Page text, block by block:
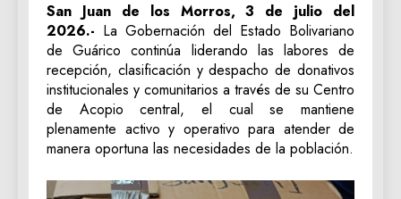
San Juan de los Morros, 3 de julio del
2026.- La Gobernación del Estado Bolivariano
de Guárico continúa liderando las labores de
recepción, clasificación y despacho de donativos
institucionales y comunitarios a través de su Centro
de Acopio central, el cual se mantiene
plenamente activo y operativo para atender de
manera oportuna las necesidades de la población.